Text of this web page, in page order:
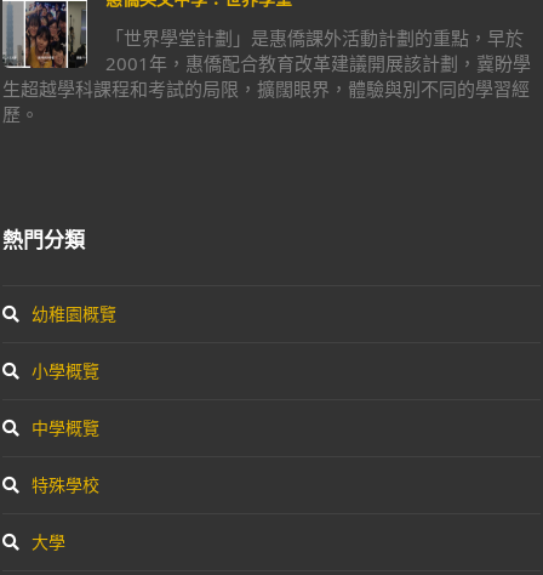
「世界學堂計劃」是惠僑課外活動計劃的重點，早於
2001年，惠僑配合教育改革建議開展該計劃，冀盼學
生超越學科課程和考試的局限，擴闊眼界，體驗與別不同的學習經
歷。
熱門分類
幼稚園概覽
小學概覽
中學概覽
特殊學校
大學